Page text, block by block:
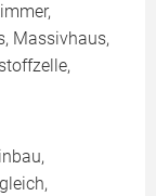
Massivhaus,